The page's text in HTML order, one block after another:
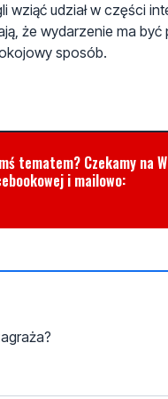
wziąć udział w części
że wydarzenie ma być
sposób.
tematem? Czekamy na
i mailowo: